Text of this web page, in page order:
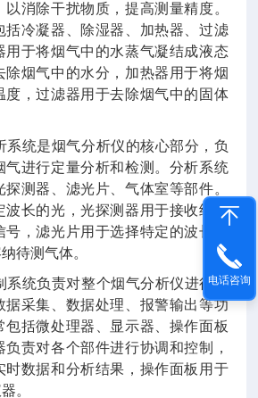
消除干扰物质，提高测量精度。
括冷凝器、除湿器、加热器、过滤
用于将烟气中的水蒸气凝结成液态
除烟气中的水分，加热器用于将烟
度，过滤器用于去除烟气中的固体
系统是烟气分析仪的核心部分，负
气进行定量分析和检测。分析系统
测器、滤光片、气体室等部件。
波长的光，光探测器用于接收经过
，滤光片用于选择特定的波长范
待测气体。
系统负责对整个烟气分析仪进行控
据采集、数据处理、报警输出等功
包括微处理器、显示器、操作面板
责对各个部件进行协调和控制，
时数据和分析结果，操作面板用于
。
电话咨询